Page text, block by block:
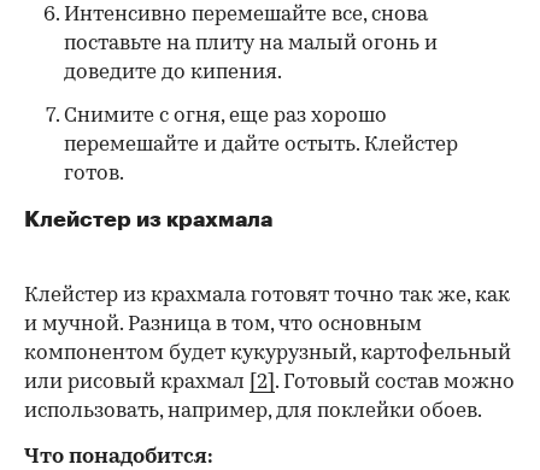
Интенсивно перемешайте все, снова
поставьте на плиту на малый огонь и
доведите до кипения.
Снимите с огня, еще раз хорошо
перемешайте и дайте остыть. Клейстер
готов.
Клейстер из крахмала
Клейстер из крахмала готовят точно так же, как
и мучной. Разница в том, что основным
компонентом будет кукурузный, картофельный
или рисовый крахмал
[2] . Готовый состав можно
использовать, например, для поклейки обоев.
Что понадобится: